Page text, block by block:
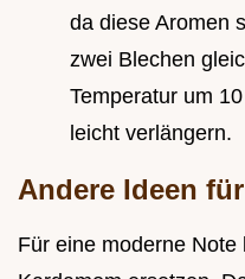
da diese Aromen
zwei Blechen
Temperatur um
leicht verlängern.
Andere Ideen
Für eine moderne